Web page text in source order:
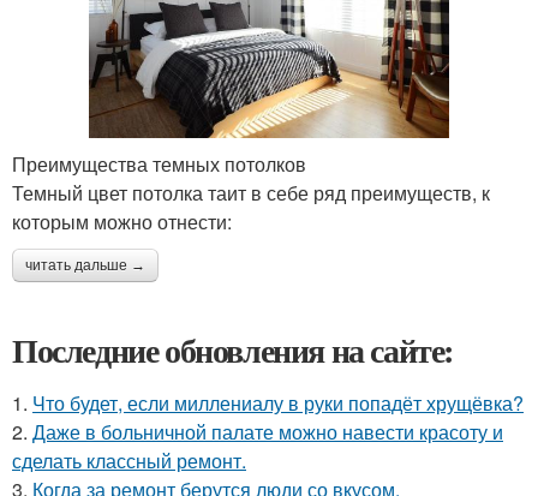
Преимущества темных потолков
Темный цвет потолка таит в себе ряд преимуществ, к
которым можно отнести:
читать дальше →
Последние обновления на сайте:
1. Что будет, если миллениалу в руки попадёт хрущёвка?
2. Даже в больничной палате можно навести красоту и
сделать классный ремонт.
3. Когда за ремонт берутся люди со вкусом.